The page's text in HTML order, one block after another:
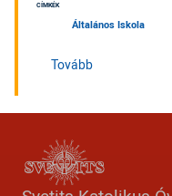
CÍMKÉK
Általános Iskola
Tovább(Elsősök